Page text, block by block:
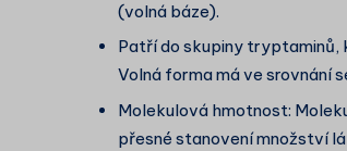
(volná báze).
Patří do skupiny tryptaminů,
Volná forma má ve srovnání
Molekulová hmotnost:
přesné stanovení množství